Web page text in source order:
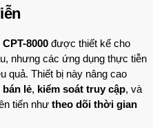
8000 được thiết kế cho
nhưng các ứng dụng thực tiễn
quả. Thiết bị này nâng cao
bán lẻ, kiểm soát truy cập, và
tiến như theo dõi thời gian